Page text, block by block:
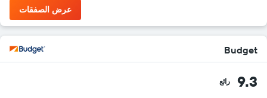
عرض الصفقات
Budget
9.3 رائع